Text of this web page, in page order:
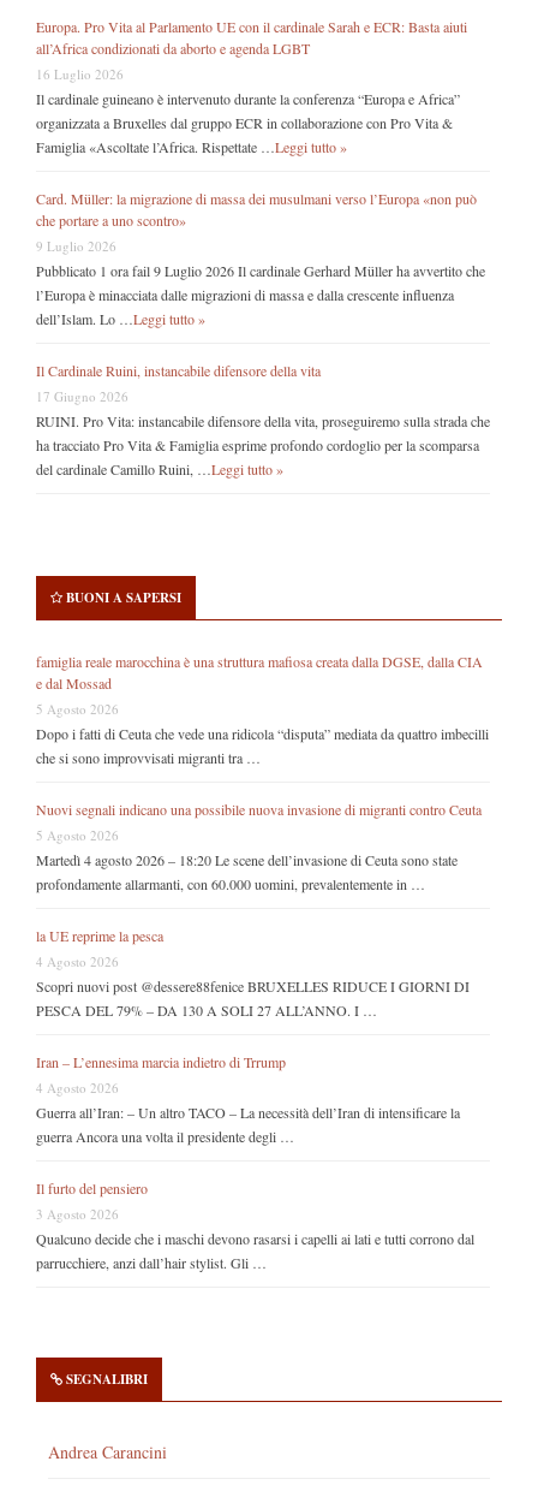
Europa. Pro Vita al Parlamento UE con il cardinale Sarah e ECR: Basta aiuti
all’Africa condizionati da aborto e agenda LGBT
16 Luglio 2026
Il cardinale guineano è intervenuto durante la conferenza “Europa e Africa”
organizzata a Bruxelles dal gruppo ECR in collaborazione con Pro Vita &
Famiglia «Ascoltate l’Africa. Rispettate … Leggi tutto »
Card. Müller: la migrazione di massa dei musulmani verso l’Europa «non può
che portare a uno scontro»
9 Luglio 2026
Pubblicato 1 ora fail 9 Luglio 2026 Il cardinale Gerhard Müller ha avvertito che
l’Europa è minacciata dalle migrazioni di massa e dalla crescente influenza
dell’Islam. Lo … Leggi tutto »
Il Cardinale Ruini, instancabile difensore della vita
17 Giugno 2026
RUINI. Pro Vita: instancabile difensore della vita, proseguiremo sulla strada che
ha tracciato Pro Vita & Famiglia esprime profondo cordoglio per la scomparsa
del cardinale Camillo Ruini, … Leggi tutto »
BUONI A SAPERSI
famiglia reale marocchina è una struttura mafiosa creata dalla DGSE, dalla CIA
e dal Mossad
5 Agosto 2026
Dopo i fatti di Ceuta che vede una ridicola “disputa” mediata da quattro imbecilli
che si sono improvvisati migranti tra …
Nuovi segnali indicano una possibile nuova invasione di migranti contro Ceuta
5 Agosto 2026
Martedì 4 agosto 2026 – 18:20 Le scene dell’invasione di Ceuta sono state
profondamente allarmanti, con 60.000 uomini, prevalentemente in …
la UE reprime la pesca
4 Agosto 2026
Scopri nuovi post @dessere88fenice BRUXELLES RIDUCE I GIORNI DI
PESCA DEL 79% – DA 130 A SOLI 27 ALL’ANNO. I …
Iran – L’ennesima marcia indietro di Trrump
4 Agosto 2026
Guerra all’Iran: – Un altro TACO – La necessità dell’Iran di intensificare la
guerra Ancora una volta il presidente degli …
Il furto del pensiero
3 Agosto 2026
Qualcuno decide che i maschi devono rasarsi i capelli ai lati e tutti corrono dal
parrucchiere, anzi dall’hair stylist. Gli …
SEGNALIBRI
Andrea Carancini